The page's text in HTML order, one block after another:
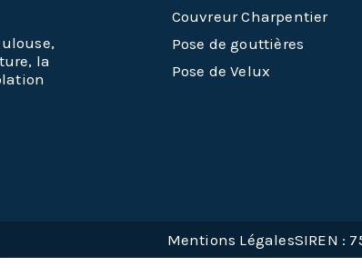
la
Couvreur Charpentier
Pose de gouttières
Pose de Velux
Mentions LégalesSIREN :